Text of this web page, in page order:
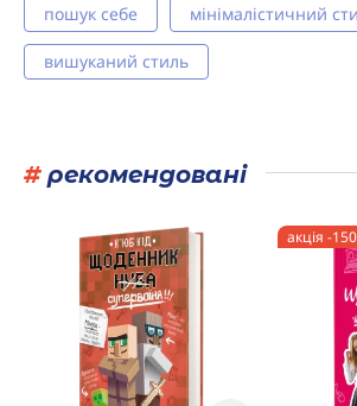
пошук себе мінімалістичний
вишуканий стиль
#рекомендовані
акція -